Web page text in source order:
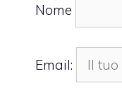
Nome
Email: